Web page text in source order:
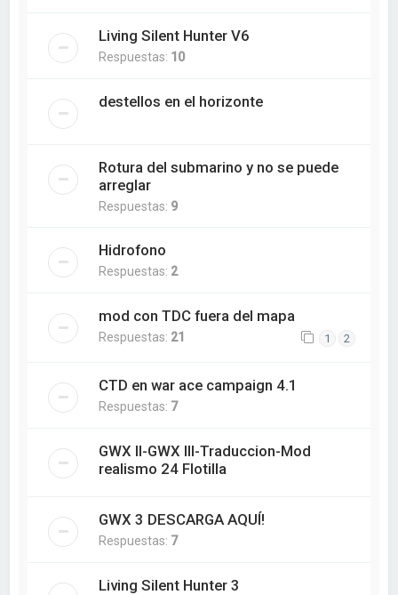
Living Silent Hunter V6
Respuestas: 10
destellos en el horizonte
Rotura del submarino y no se puede
arreglar
Respuestas: 9
Hidrofono
Respuestas: 2
mod con TDC fuera del mapa
Respuestas: 21 1 2
CTD en war ace campaign 4.1
Respuestas: 7
GWX II-GWX III-Traduccion-Mod
realismo 24 Flotilla
GWX 3 DESCARGA AQUÍ!
Respuestas: 7
Living Silent Hunter 3